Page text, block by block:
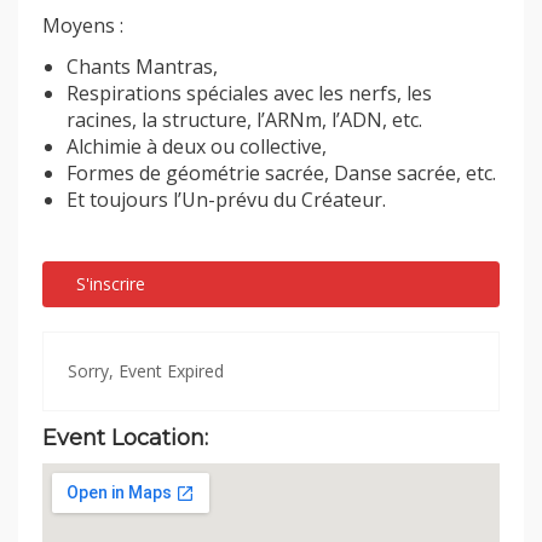
Moyens :
Chants Mantras,
Respirations spéciales avec les nerfs, les
racines, la structure, l’ARNm, l’ADN, etc.
Alchimie à deux ou collective,
Formes de géométrie sacrée, Danse sacrée, etc.
Et toujours l’Un-prévu du Créateur.
S'inscrire
Sorry, Event Expired
Event Location: